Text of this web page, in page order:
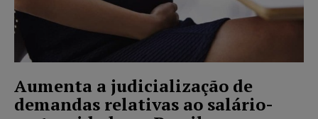
Aumenta a judicialização de
demandas relativas ao salário-